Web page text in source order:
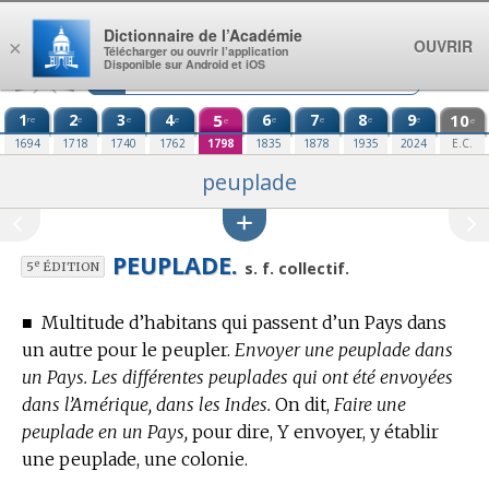
Aller au contenu
1re
1694
2e
1718
3e
1740
4e
1762
5e
1798
6e
1835
7e
1878
8e
1935
9e
2024
10e
E.C.
peuplade
5eÉDITION PEUPLADE. s. f. collectif.
■ Multitude d’habitans qui passent d’un Pays dans
un autre pour le peupler. Envoyer une peuplade dans
un Pays. Les différentes peuplades qui ont été envoyées
dans l’Amérique, dans les Indes. On dit, Faire une
peuplade en un Pays, pour dire, Y envoyer, y établir
une peuplade, une colonie.
×
Dictionnaire de l’Académie
Télécharger ou ouvrir l’application
Disponible sur Android et iOS
OUVRIR